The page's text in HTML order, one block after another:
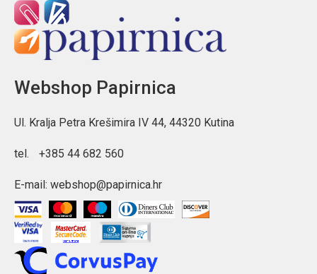
Webshop Papirnica
Ul. Kralja Petra Krešimira IV 44, 44320 Kutina
tel. +385 44 682 560
E-mail: webshop@papirnica.hr